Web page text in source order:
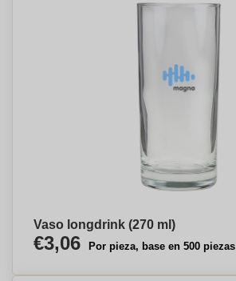
Vaso longdrink (270 ml)
€3,06 Por pieza, base en 500 piezas